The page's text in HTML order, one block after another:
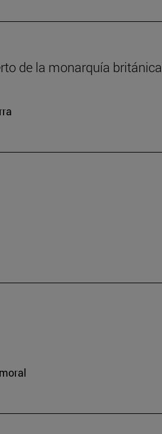
de la monarquía británica